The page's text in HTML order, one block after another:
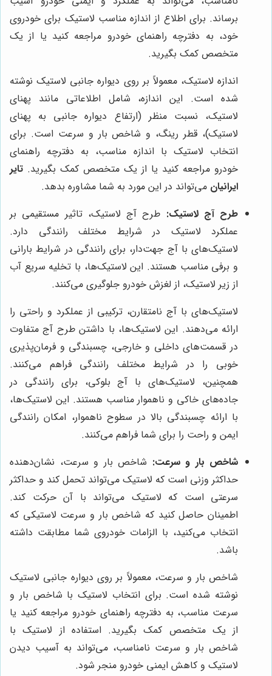
برساند. برای اطلاع از اندازه مناسب لاستیک برای خودروی
خود، به دفترچه راهنمای خودرو مراجعه کنید یا از یک
متخصص کمک بگیرید.
اندازه لاستیک، معمولاً بر روی دیواره جانبی لاستیک نوشته
شده است. این اندازه، شامل اطلاعاتی مانند پهنای
لاستیک، نسبت منظر (ارتفاع دیواره جانبی به پهنای
لاستیک)، قطر رینگ، و شاخص بار و سرعت است. برای
انتخاب لاستیک با اندازه مناسب، به دفترچه راهنمای
خودرو مراجعه کنید یا از یک متخصص کمک بگیرید. تایر
ایرانیان می‌تواند در این مورد به شما مشاوره بدهد.
طرح آج لاستیک: طرح آج لاستیک، تاثیر مستقیمی بر
عملکرد لاستیک در شرایط مختلف رانندگی دارد.
لاستیک‌های با آج جهت‌دار، برای رانندگی در شرایط بارانی
و برفی مناسب هستند. این لاستیک‌ها، با تخلیه سریع آب
از زیر لاستیک، از لغزش خودرو جلوگیری می‌کنند.
لاستیک‌های با آج نامتقارن، ترکیبی از عملکرد و راحتی را
ارائه می‌دهند. این لاستیک‌ها، با داشتن طرح آج متفاوت
در قسمت‌های داخلی و خارجی، چسبندگی و فرمان‌پذیری
خوبی را در شرایط مختلف رانندگی فراهم می‌کنند.
همچنین، لاستیک‌های با آج بلوکی، برای رانندگی در
جاده‌های خاکی و ناهموار مناسب هستند. این لاستیک‌ها،
با ارائه چسبندگی بالا در سطوح ناهموار، امکان رانندگی
ایمن و راحت را برای شما فراهم می‌کنند.
شاخص بار و سرعت: شاخص بار و سرعت، نشان‌دهنده
حداکثر وزنی است که لاستیک می‌تواند تحمل کند و حداکثر
سرعتی است که لاستیک می‌تواند با آن حرکت کند.
اطمینان حاصل کنید که شاخص بار و سرعت لاستیکی که
انتخاب می‌کنید، با الزامات خودروی شما مطابقت داشته
باشد.
شاخص بار و سرعت، معمولاً بر روی دیواره جانبی لاستیک
نوشته شده است. برای انتخاب لاستیک با شاخص بار و
سرعت مناسب، به دفترچه راهنمای خودرو مراجعه کنید یا
از یک متخصص کمک بگیرید. استفاده از لاستیک با
شاخص بار و سرعت نامناسب، می‌تواند به آسیب دیدن
لاستیک و کاهش ایمنی خودرو منجر شود.